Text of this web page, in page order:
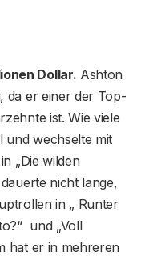
Dollar. Ashton
da er einer der Top-
ist. Wie viele
und wechselte mit
„Die wilden
nicht lange,
in „ Runter
und „Voll
hat er in mehreren